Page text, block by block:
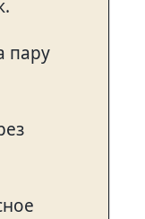
пару